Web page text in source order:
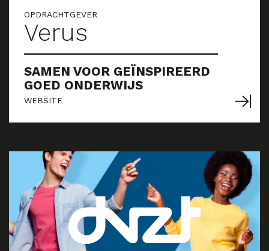
OPDRACHTGEVER
Verus
SAMEN VOOR GEÏNSPIREERD
GOED ONDERWIJS
WEBSITE